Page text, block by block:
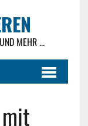
MEHR ...